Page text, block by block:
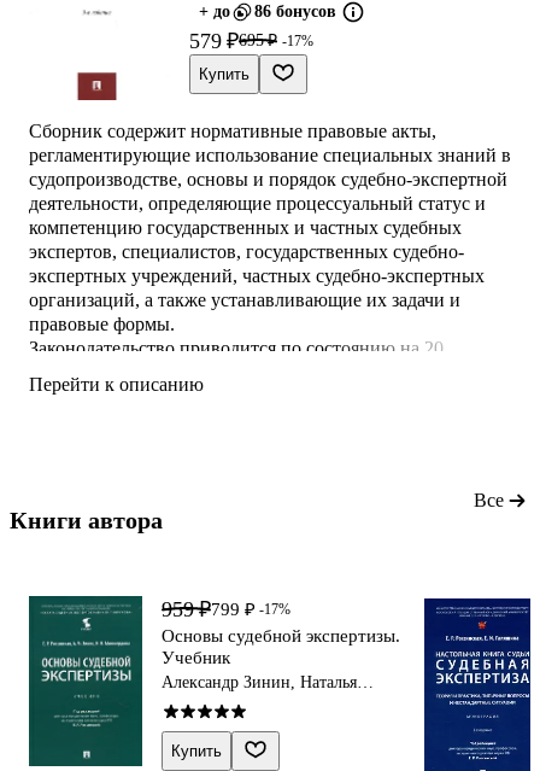
+ до 86 бонусов
579 ₽695 ₽ -17%
Купить
Сборник содержит нормативные правовые акты,
регламентирующие использование специальных знаний в
судопроизводстве, основы и порядок судебно-экспертной
деятельности, определяющие процессуальный статус и
компетенцию государственных и частных судебных
экспертов, специалистов, государственных судебно-
экспертных учреждений, частных судебно-экспертных
организаций, а также устанавливающие их задачи и
правовые формы.
Законодательство приводится по состоянию на 20
Для судей, следователей, прокуроров, дознавателей,
Перейти к описанию
Книги автора
Все
959 ₽799 ₽ -17%
Основы судебной экспертизы.
Учебник
Александр Зинин, Наталья
Милосердова, Елена Россинская
Купить